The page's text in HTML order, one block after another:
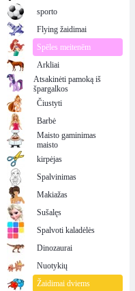
sporto
Flying žaidimai
Spēles meitenēm
Arkliai
Atsakinėti pamoką iš
špargalkos
Čiustyti
Barbė
Maisto gaminimas
maisto
kirpėjas
Spalvinimas
Makiažas
Sušalęs
Spalvoti kaladėlės
Dinozaurai
Nuotykių
Žaidimai dviems